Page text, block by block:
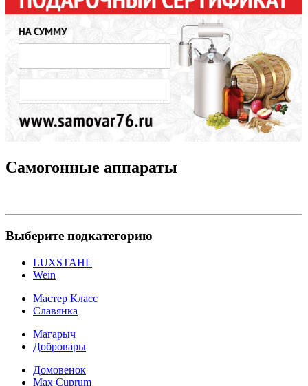
Самогонные аппараты
Выберите подкатегорию
LUXSTAHL
Wein
Мастер Класс
Славянка
Магарыч
Добровары
Домовенок
Max Cuprum